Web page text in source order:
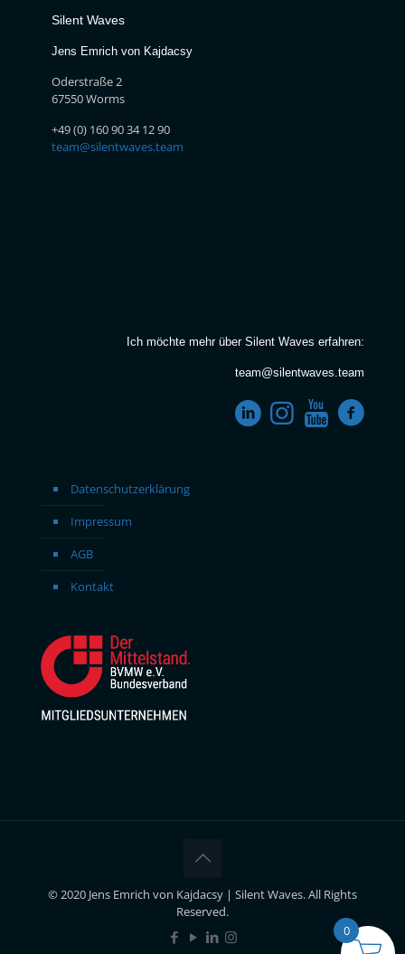
Silent Waves
Jens Emrich von Kajdacsy
Oderstraße 2
67550 Worms
+49 (0) 160 90 34 12 90
team@silentwaves.team
Ich möchte mehr über Silent Waves erfahren:
team@silentwaves.team
Datenschutzerklärung
Impressum
AGB
Kontakt
© 2020 Jens Emrich von Kajdacsy | Silent Waves. All Rights
Reserved.
0